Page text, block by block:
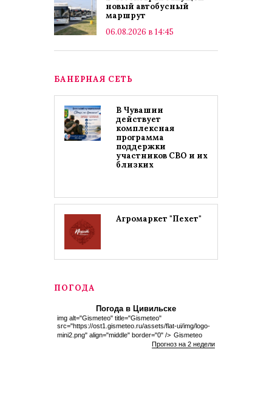
новый автобусный
маршрут
06.08.2026 в 14:45
БАНЕРНАЯ СЕТЬ
В Чувашии
действует
комплексная
программа
поддержки
участников СВО и их
близких
Агромаркет "Пехет"
ПОГОДА
Погода в Цивильске
img alt="Gismeteo" title="Gismeteo"
src="https://ost1.gismeteo.ru/assets/flat-ui/img/logo-
mini2.png" align="middle" border="0" /> Gismeteo
Прогноз на 2 недели